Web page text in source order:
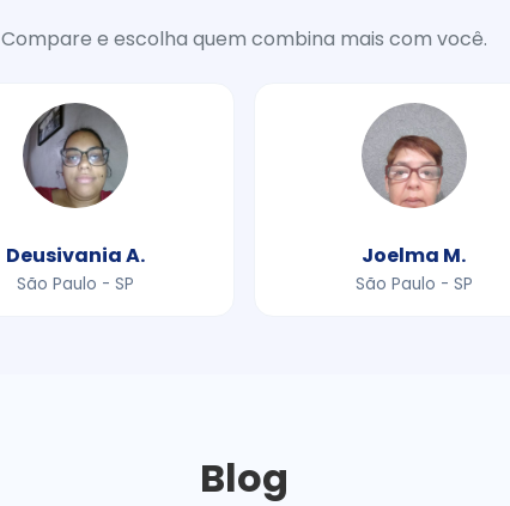
Compare e escolha quem combina mais com você.
Deusivania A.
São Paulo - SP
Joelma M.
São Paulo - SP
Blog